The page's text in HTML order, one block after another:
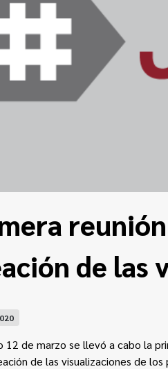
de las
12 de marzo se llevó a cabo la
de las visualizaciones de los